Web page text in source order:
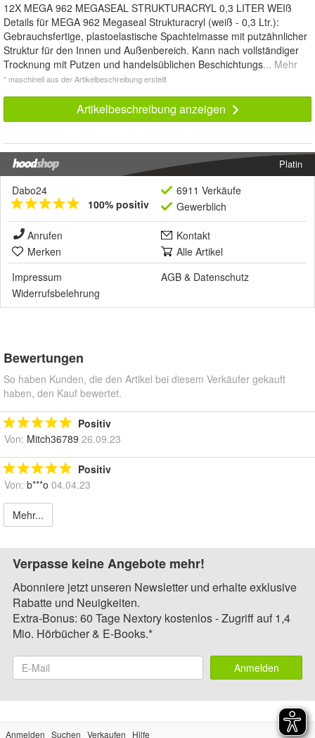
12X MEGA 962 MEGASEAL STRUKTURACRYL 0,3 LITER WEIß
Details für MEGA 962 Megaseal Strukturacryl (weiß - 0,3 Ltr.):
Gebrauchsfertige, plastoelastische Spachtelmasse mit putzähnlicher
Struktur für den Innen und Außenbereich. Kann nach vollständiger
Trocknung mit Putzen und handelsüblichen Beschichtungs... Mehr
* maschinell aus der Artikelbeschreibung erstellt
Artikelbeschreibung anzeigen
Platin
Dabo24
100% positiv
6911 Verkäufe
Gewerblich
Anrufen
Kontakt
Merken
Alle Artikel
Impressum
AGB & Datenschutz
Widerrufsbelehrung
Bewertungen
So haben Kunden, die den Artikel bei diesem Verkäufer gekauft
haben, den Kauf bewertet.
Positiv
Von: Mitch36789 26.09.23
Positiv
Von: b***o 04.04.23
Mehr...
Verpasse keine Angebote mehr!
Abonniere jetzt unseren Newsletter und erhalte exklusive
Rabatte und Neuigkeiten.
Extra-Bonus: 60 Tage Nextory kostenlos - Zugriff auf 1,4
Mio. Hörbücher & E-Books.*
Anmelden
Anmelden Suchen Verkaufen Hilfe